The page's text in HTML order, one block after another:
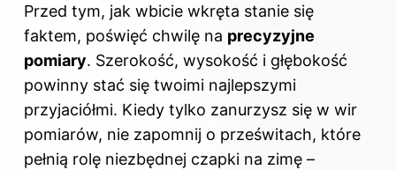
Przed tym, jak wbicie wkręta stanie się
faktem, poświęć chwilę na precyzyjne
pomiary. Szerokość, wysokość i głębokość
powinny stać się twoimi najlepszymi
przyjaciółmi. Kiedy tylko zanurzysz się w wir
pomiarów, nie zapomnij o prześwitach, które
pełnią rolę niezbędnej czapki na zimę –